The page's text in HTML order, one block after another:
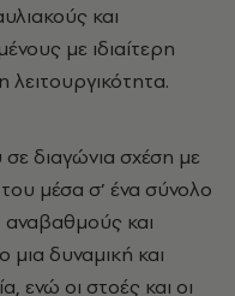
και
με ιδιαίτερη
λειτουργικότητα.
διαγώνια σχέση με
μέσα σ’ ένα σύνολο
και
μια δυναμική και
ενώ οι στοές και οι